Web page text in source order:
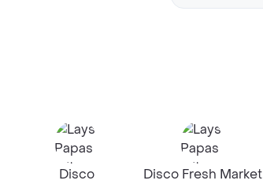
Disco
Disco Fresh Market